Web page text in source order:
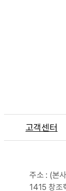
고객센터
주소 : (본
1415 창조